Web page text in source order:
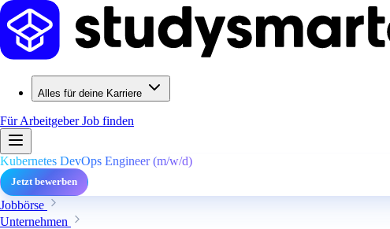
Alles für deine Karriere
Für ArbeitgeberJob finden
Kubernetes DevOps Engineer (m/w/d)
Jetzt bewerben
Jobbörse
Unternehmen